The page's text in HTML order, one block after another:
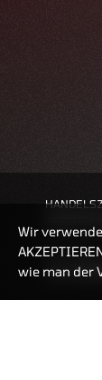
Wir
wie man der